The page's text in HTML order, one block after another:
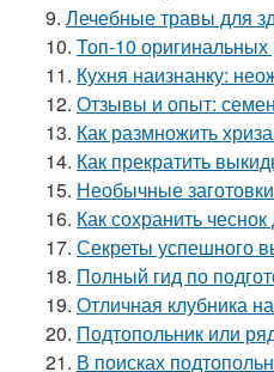
9. Лечебные травы для
10. Топ-10 оригинальных
11. Кухня наизнанку:
12. Отзывы и опыт:
13. Как размножить
14. Как прекратить
15. Необычные
16. Как сохранить
17. Секреты успешного
18. Полный гид по
19. Отличная клубника
20. Подтопольник или
21. В поисках